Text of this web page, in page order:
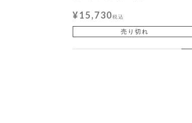
¥15,730税込
売り切れ